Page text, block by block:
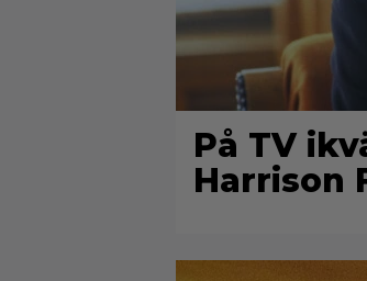
På TV
Harrison